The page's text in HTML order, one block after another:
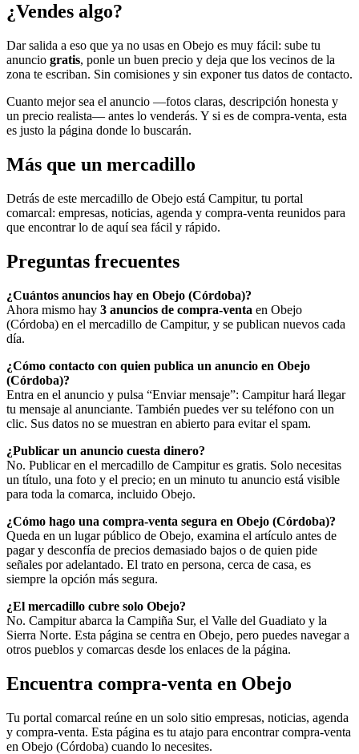
¿Vendes algo?
Dar salida a eso que ya no usas en Obejo es muy fácil: sube tu
anuncio gratis, ponle un buen precio y deja que los vecinos de la
zona te escriban. Sin comisiones y sin exponer tus datos de contacto.
Cuanto mejor sea el anuncio —fotos claras, descripción honesta y
un precio realista— antes lo venderás. Y si es de compra-venta, esta
es justo la página donde lo buscarán.
Más que un mercadillo
Detrás de este mercadillo de Obejo está Campitur, tu portal
comarcal: empresas, noticias, agenda y compra-venta reunidos para
que encontrar lo de aquí sea fácil y rápido.
Preguntas frecuentes
¿Cuántos anuncios hay en Obejo (Córdoba)?
Ahora mismo hay 3 anuncios de compra-venta en Obejo
(Córdoba) en el mercadillo de Campitur, y se publican nuevos cada
día.
¿Cómo contacto con quien publica un anuncio en Obejo
(Córdoba)?
Entra en el anuncio y pulsa “Enviar mensaje”: Campitur hará llegar
tu mensaje al anunciante. También puedes ver su teléfono con un
clic. Sus datos no se muestran en abierto para evitar el spam.
¿Publicar un anuncio cuesta dinero?
No. Publicar en el mercadillo de Campitur es gratis. Solo necesitas
un título, una foto y el precio; en un minuto tu anuncio está visible
para toda la comarca, incluido Obejo.
¿Cómo hago una compra-venta segura en Obejo (Córdoba)?
Queda en un lugar público de Obejo, examina el artículo antes de
pagar y desconfía de precios demasiado bajos o de quien pide
señales por adelantado. El trato en persona, cerca de casa, es
siempre la opción más segura.
¿El mercadillo cubre solo Obejo?
No. Campitur abarca la Campiña Sur, el Valle del Guadiato y la
Sierra Norte. Esta página se centra en Obejo, pero puedes navegar a
otros pueblos y comarcas desde los enlaces de la página.
Encuentra compra-venta en Obejo
Tu portal comarcal reúne en un solo sitio empresas, noticias, agenda
y compra-venta. Esta página es tu atajo para encontrar compra-venta
en Obejo (Córdoba) cuando lo necesites.